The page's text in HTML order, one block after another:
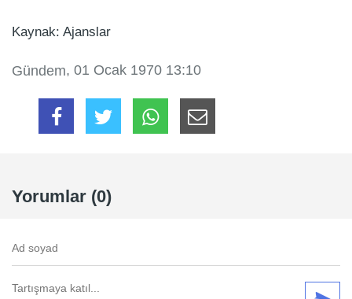
Kaynak: Ajanslar
Gündem, 01 Ocak 1970 13:10
Yorumlar (0)